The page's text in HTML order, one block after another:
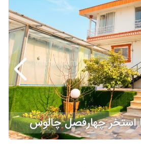
استخر چهارفصل چالوس